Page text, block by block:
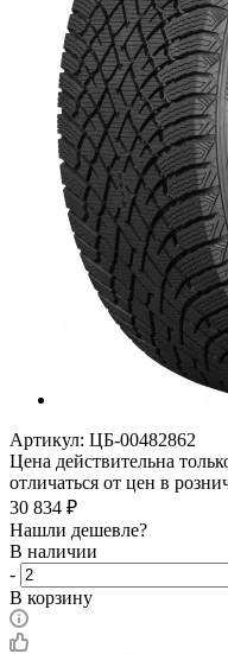
Артикул: ЦБ-00482862
Цена действительна
отличаться от цен в
30 834 ₽
Нашли дешевле?
В наличии
-
В корзину